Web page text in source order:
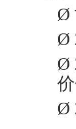
Ø
Ø
Ø
Ø